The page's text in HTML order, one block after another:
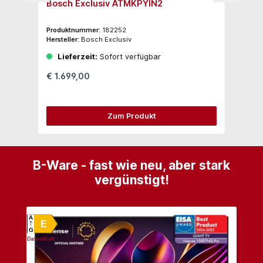
Bosch Exclusiv ATMKPYIN2
Produktnummer: 182252
Hersteller: Bosch Exclusiv
Lieferzeit: Sofort verfügbar
€ 1.699,00
Zum Produkt
B-Ware - fast wie neu, aber stark
vergünstigt!
E
A
G
Datenblatt